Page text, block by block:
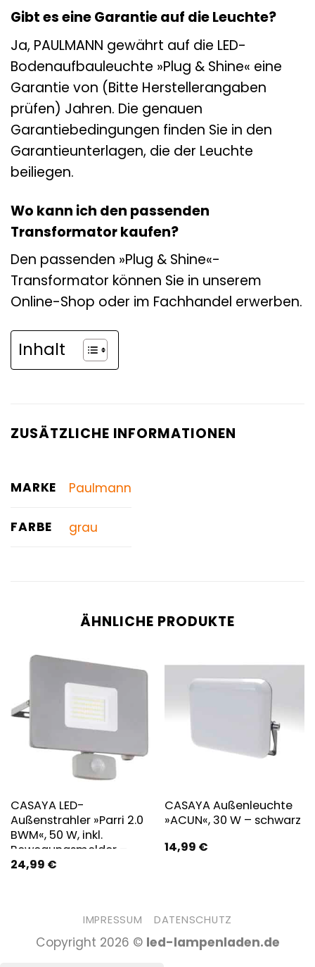
Gibt es eine Garantie auf die Leuchte?
Ja, PAULMANN gewährt auf die LED-
Bodenaufbauleuchte »Plug & Shine« eine
Garantie von (Bitte Herstellerangaben
prüfen) Jahren. Die genauen
Garantiebedingungen finden Sie in den
Garantieunterlagen, die der Leuchte
beiliegen.
Wo kann ich den passenden
Transformator kaufen?
Den passenden »Plug & Shine«-
Transformator können Sie in unserem
Online-Shop oder im Fachhandel erwerben.
Inhalt
ZUSÄTZLICHE INFORMATIONEN
MARKE Paulmann
FARBE grau
ÄHNLICHE PRODUKTE
CASAYA LED-
Außenstrahler »Parri 2.0
BWM«, 50 W, inkl.
Bewegungsmelder –
silberfarben
24,99 €
CASAYA Außenleuchte
»ACUN«, 30 W – schwarz
14,99 €
IMPRESSUM DATENSCHUTZ
Copyright 2026 © led-lampenladen.de